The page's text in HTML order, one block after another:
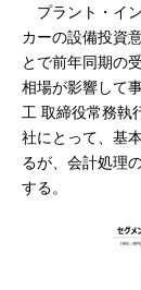
プラント・イ
カーの設備投資
とで前年同期の
相場が影響して
工 取締役常務執
社にとって、基
るが、会計処理
する。